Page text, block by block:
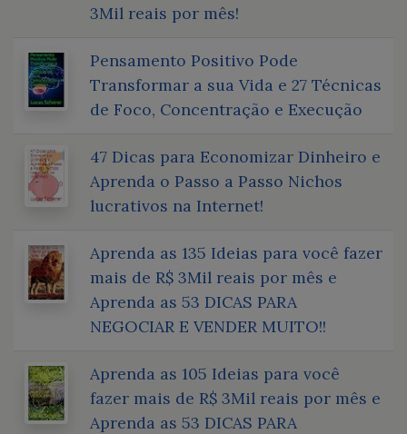
3Mil reais por mês!
Pensamento Positivo Pode
Transformar a sua Vida e 27 Técnicas
de Foco, Concentração e Execução
47 Dicas para Economizar Dinheiro e
Aprenda o Passo a Passo Nichos
lucrativos na Internet!
Aprenda as 135 Ideias para você fazer
mais de R$ 3Mil reais por mês e
Aprenda as 53 DICAS PARA
NEGOCIAR E VENDER MUITO!!
Aprenda as 105 Ideias para você
fazer mais de R$ 3Mil reais por mês e
Aprenda as 53 DICAS PARA